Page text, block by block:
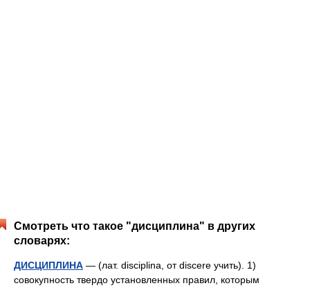
Смотреть что такое "дисциплина" в других
словарях:
ДИСЦИПЛИНА — (лат. disciplina, от discere учить). 1)
совокупность твердо установленных правил, которым